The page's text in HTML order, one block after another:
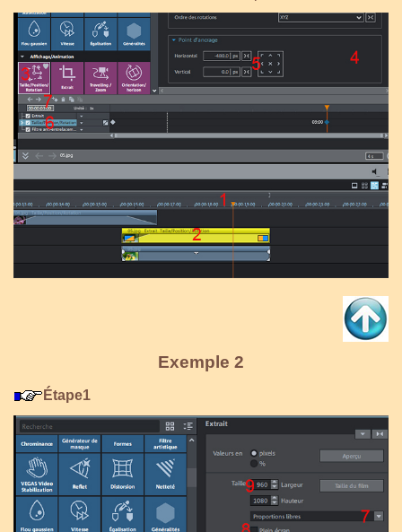
Exemple 2
Étape1